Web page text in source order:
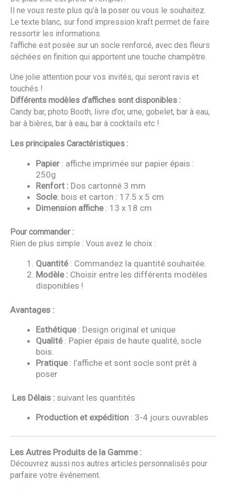
Il ne vous reste plus qu’à la poser ou vous le souhaitez.
Le texte blanc, sur fond impression kraft permet de faire
ressortir les informations.
l’affiche est posée sur un socle renforcé, avec des fleurs
séchées en finition qui apportent une touche champêtre.
Une jolie attention pour vos invités, qui seront ravis et
touchés !
Différents modèles d’affiches sont disponibles :
Candy bar, photo Booth, livre d’or, urne, gobelet, bar à eau,
bar à bières, bar à eau, bar à cocktails etc !
Les principales Caractéristiques :
Papier : affiche imprimée sur papier épais :
250g
Renfort : Dos cartonné 3 mm
Socle: bois et carton : 17.5 x 5 cm
Dimension affiche: 13 x 18 cm
Pour commander :
Rien de plus simple : Vous avez le choix :
Quantité: Commandez la quantité souhaitée.
Modèle : Choisir entre les différents modèles
disponibles !
Avantages :
Esthétique: Design original et unique
Qualité: Papier épais de haute qualité, socle
bois.
Pratique: l’affiche et sont socle sont prêt à
poser
Les Délais : suivant les quantités
Production et expédition : 3-4 jours ouvrables
Les Autres Produits de la Gamme :
Découvrez aussi nos autres articles personnalisés pour
parfaire votre événement.